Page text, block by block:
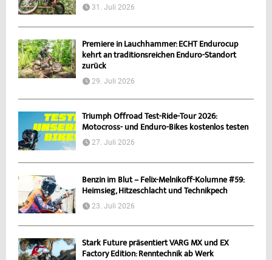
31. Juli 2026
Premiere in Lauchhammer: ECHT Endurocup
kehrt an traditionsreichen Enduro-Standort
zurück
29. Juli 2026
Triumph Offroad Test-Ride-Tour 2026:
Motocross- und Enduro-Bikes kostenlos testen
27. Juli 2026
Benzin im Blut – Felix-Melnikoff-Kolumne #59:
Heimsieg, Hitzeschlacht und Technikpech
23. Juli 2026
Stark Future präsentiert VARG MX und EX
Factory Edition: Renntechnik ab Werk